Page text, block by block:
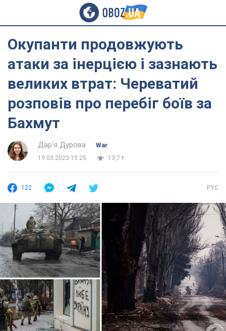
Окупанти продовжують
атаки за інерцією і зазнають
великих втрат: Череватий
розповів про перебіг боїв за
Бахмут
Дар'я Дурова
War
19.03.2023 15:25
13,7 т.
122 РУС